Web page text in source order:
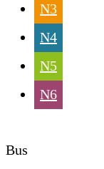
N3
N4
N5
N6
Bus